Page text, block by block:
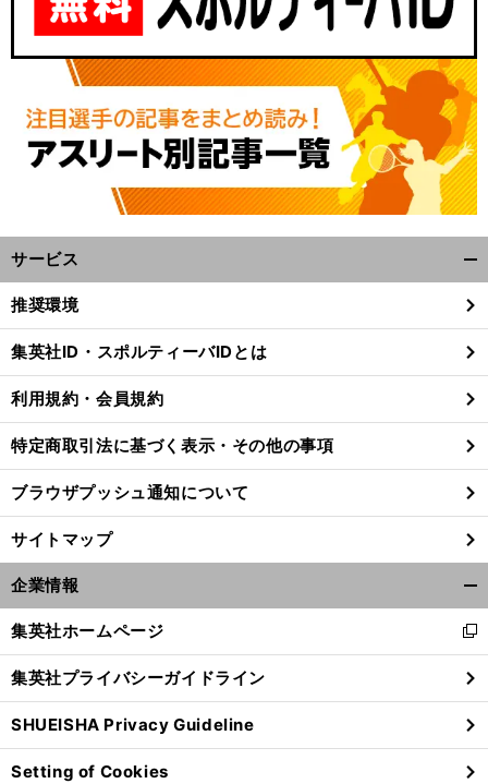
サービス
閉
る
推奨環境
集英社ID・スポルティーバIDとは
利用規約・会員規約
特定商取引法に基づく表示・その他の事項
ブラウザプッシュ通知について
サイトマップ
企業情報
閉
る
集英社ホームページ
新
し
い
ウ
ィ
ン
ド
集英社プライバシーガイドライン
SHUEISHA Privacy Guideline
Setting of Cookies